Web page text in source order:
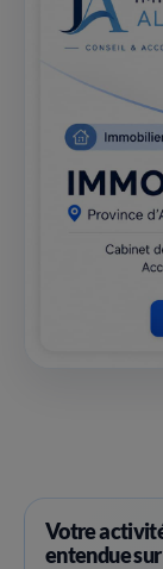
Votre
entendue sur